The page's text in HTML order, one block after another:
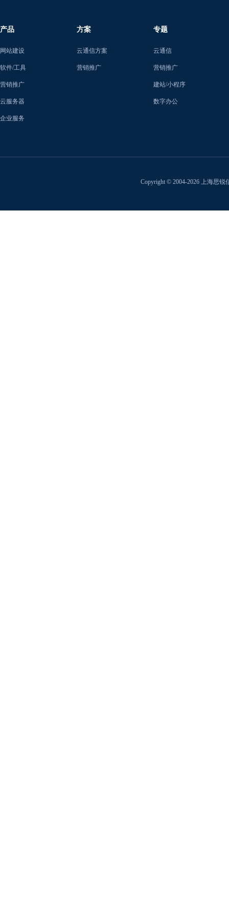
产品
网站建设
软件/工具
营销推广
云服务器
企业服务
方案
云通信方案
营销推广
专题
云通信
营销推广
建站/小程序
数字办公
Copyright © 2004-2026 上海思